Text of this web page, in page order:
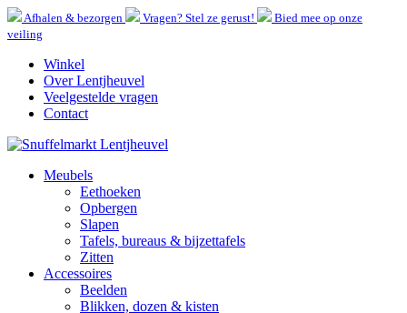
Afhalen & bezorgen Vragen? Stel ze gerust!
Bied mee op onze
veiling
Winkel
Over Lentjheuvel
Veelgestelde vragen
Contact
Meubels
Eethoeken
Opbergen
Slapen
Tafels, bureaus & bijzettafels
Zitten
Accessoires
Beelden
Blikken, dozen & kisten